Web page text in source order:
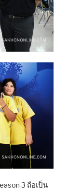
3 ถือเป็น